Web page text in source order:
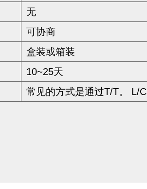
无
可协商
盒装或箱装
10~25天
常见的方式是通过T/T。 L/C